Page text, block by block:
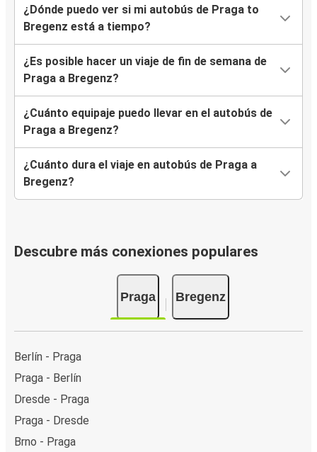
¿Dónde puedo ver si mi autobús de Praga to
Bregenz está a tiempo?
¿Es posible hacer un viaje de fin de semana de
Praga a Bregenz?
¿Cuánto equipaje puedo llevar en el autobús de
Praga a Bregenz?
¿Cuánto dura el viaje en autobús de Praga a
Bregenz?
Descubre más conexiones populares
Praga Bregenz
Berlín - Praga
Praga - Berlín
Dresde - Praga
Praga - Dresde
Brno - Praga